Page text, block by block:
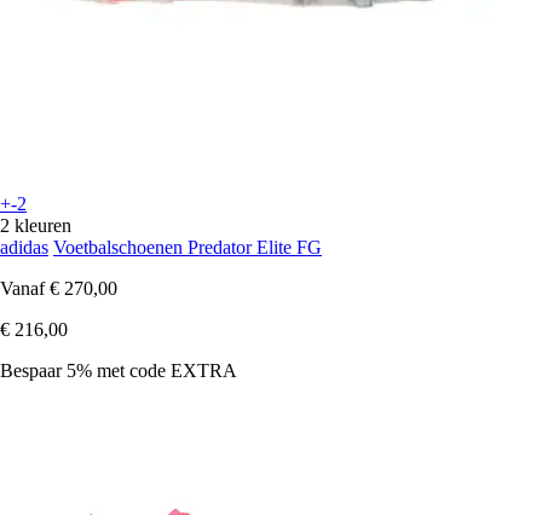
+-2
2 kleuren
adidas Voetbalschoenen Predator Elite FG
Vanaf € 270,00
€ 216,00
Bespaar 5% met code EXTRA